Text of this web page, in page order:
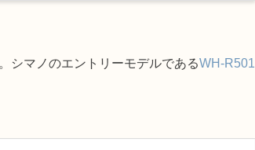
シマノのエントリーモデルであるWH-R501